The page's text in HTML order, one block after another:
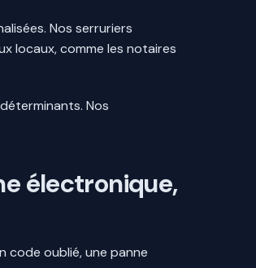
Nos serruriers
locaux, comme les notaires
Nos
électronique,
code oublié, une panne